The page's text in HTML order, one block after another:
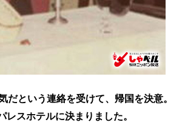
だという連絡を受けて、帰国を決意。
レスホテルに決まりました。